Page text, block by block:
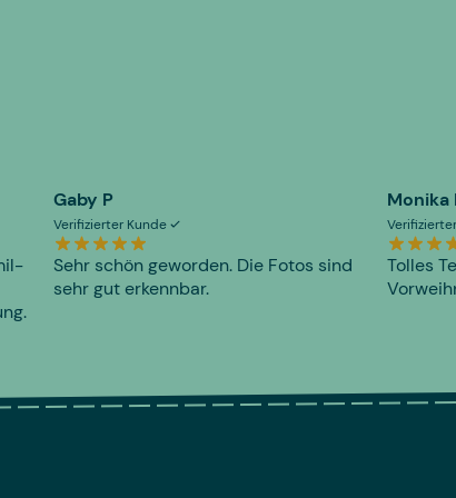
Gaby P
Verifizierter Kunde
Sehr schön geworden. Die Fotos sind
sehr gut erkennbar.
Monika
Tolles